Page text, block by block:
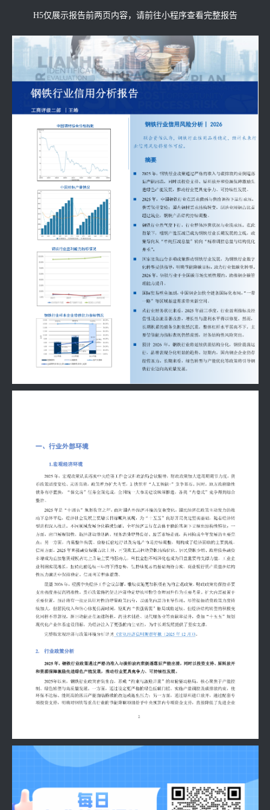
H5仅展示报告前两页内容，请前往小程序查看完整报告